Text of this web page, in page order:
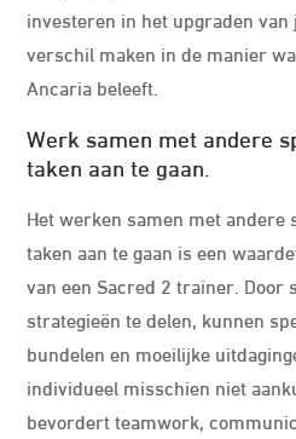
investeren in het upgraden
verschil maken in de manier
Ancaria beleeft.
Werk samen met andere
taken aan te gaan.
Het werken samen met andere
taken aan te gaan is een
van een Sacred 2 trainer. Door
strategieën te delen, kunnen
bundelen en moeilijke
individueel misschien niet
bevordert teamwork,